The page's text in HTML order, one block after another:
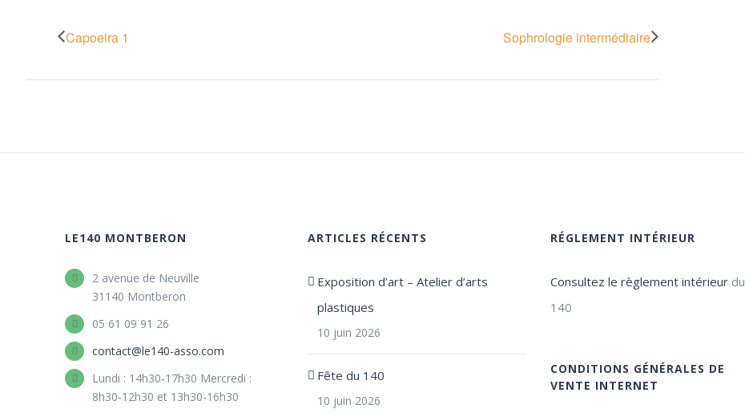
Capoeira 1 Sophrologie intermédiaire
LE140 MONTBERON
2 avenue de Neuville
31140 Montberon
05 61 09 91 26
contact@le140-asso.com
Lundi : 14h30-17h30 Mercredi :
8h30-12h30 et 13h30-16h30
ARTICLES RÉCENTS
Exposition d’art – Atelier d’arts
plastiques
10 juin 2026
Fête du 140
10 juin 2026
RÉGLEMENT INTÉRIEUR
Consultez le règlement intérieurdu
140
CONDITIONS GÉNÉRALES DE
VENTE INTERNET